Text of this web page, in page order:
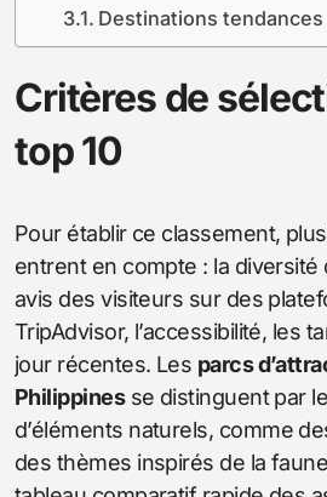
Destinations
Critères de
top 10
Pour établir ce classement,
entrent en compte : la diversité
avis des visiteurs sur des
TripAdvisor, l’accessibilité, les
jour récentes. Les parcs
Philippinesse distinguent par
d’éléments naturels, comme
des thèmes inspirés de la